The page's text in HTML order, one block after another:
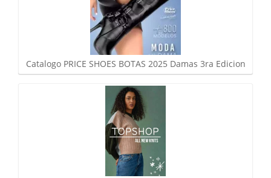
Catalogo PRICE SHOES BOTAS 2025 Damas 3ra Edicion